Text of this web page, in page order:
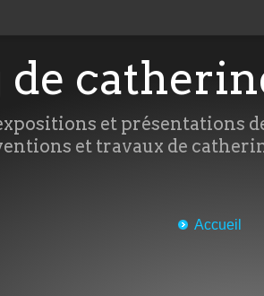
de
et présentations
et travaux de
Accueil